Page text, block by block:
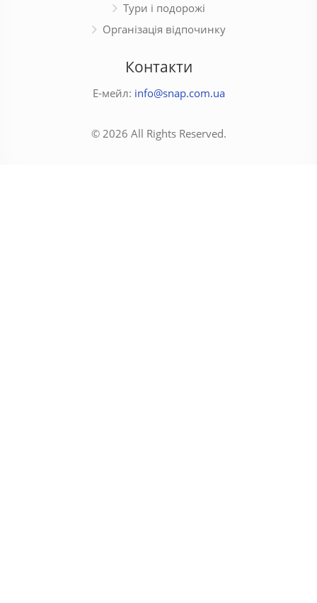
Тури і подорожі
Організація відпочинку
Контакти
Е-мейл: info@snap.com.ua
© 2026 All Rights Reserved.